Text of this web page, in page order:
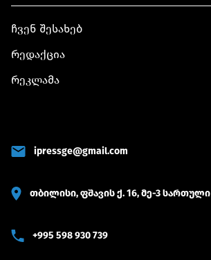
ჩვენ შესახებ
რედაქცია
რეკლამა
ipressge@gmail.com
თბილისი, ფშავის ქ. 16, მე-3 სართული
+995 598 930 739